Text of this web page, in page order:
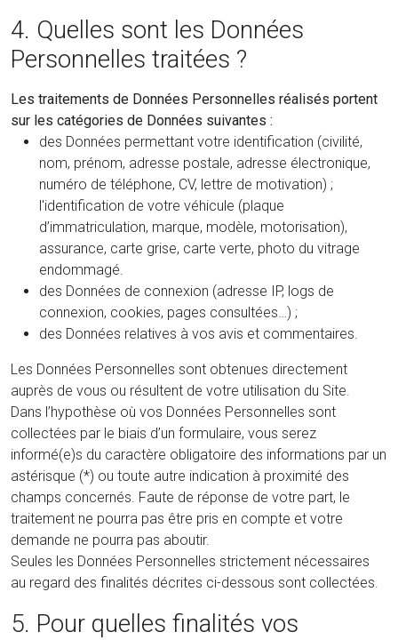
4. Quelles sont les Données
Personnelles traitées ?
Les traitements de Données Personnelles réalisés portent
sur les catégories de Données suivantes :
des Données permettant votre identification (civilité,
nom, prénom, adresse postale, adresse électronique,
numéro de téléphone, CV, lettre de motivation) ;
l'identification de votre véhicule (plaque
d’immatriculation, marque, modèle, motorisation),
assurance, carte grise, carte verte, photo du vitrage
endommagé.
des Données de connexion (adresse IP, logs de
connexion, cookies, pages consultées…) ;
des Données relatives à vos avis et commentaires.
Les Données Personnelles sont obtenues directement
auprès de vous ou résultent de votre utilisation du Site.
Dans l’hypothèse où vos Données Personnelles sont
collectées par le biais d’un formulaire, vous serez
informé(e)s du caractère obligatoire des informations par un
astérisque (*) ou toute autre indication à proximité des
champs concernés. Faute de réponse de votre part, le
traitement ne pourra pas être pris en compte et votre
demande ne pourra pas aboutir.
Seules les Données Personnelles strictement nécessaires
au regard des finalités décrites ci-dessous sont collectées.
5. Pour quelles finalités vos